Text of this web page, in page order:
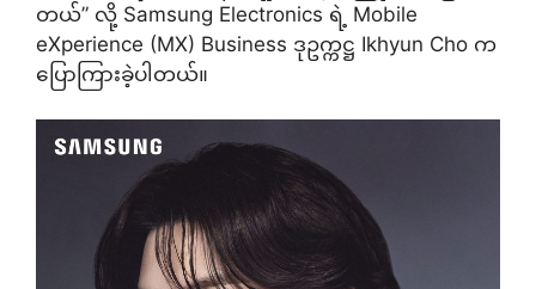
တယ်” လို့ Samsung Electronics ရဲ့ Mobile
eXperience (MX) Business ဒုဥက္ကဋ္ဌ Ikhyun Cho က
ပြောကြားခဲ့ပါတယ်။